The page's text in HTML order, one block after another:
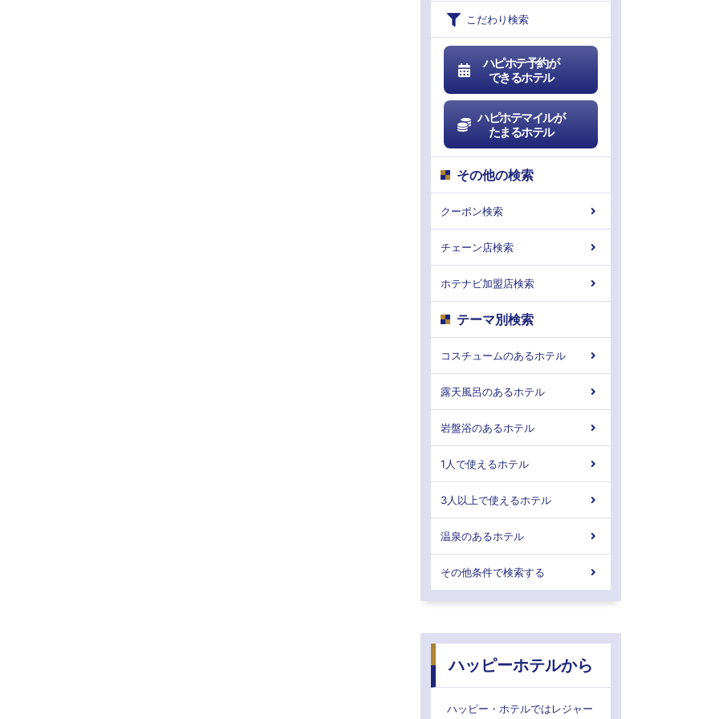
こだわり検索
ハピホテ予約が
できるホテル
ハピホテマイルが
たまるホテル
その他の検索
クーポン検索
チェーン店検索
ホテナビ加盟店検索
テーマ別検索
コスチュームのあるホテル
露天風呂のあるホテル
岩盤浴のあるホテル
1人で使えるホテル
3人以上で使えるホテル
温泉のあるホテル
その他条件で検索する
ハッピーホテルから
ハッピー・ホテルではレジャー